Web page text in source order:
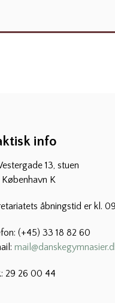
info
13, stuen
København K
åbningstid er kl.
(+45) 33 18 82 60
29 26 00 44